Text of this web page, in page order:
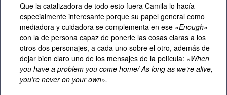
Que la catalizadora de todo esto fuera Camila lo hacía
especialmente interesante porque su papel general como
mediadora y cuidadora se complementa en ese «Enough»
con la de persona capaz de ponerle las cosas claras a los
otros dos personajes, a cada uno sobre el otro, además de
dejar bien claro uno de los mensajes de la película: «When
you have a problem you come home/ As long as we’re alive,
you’re never on your own».